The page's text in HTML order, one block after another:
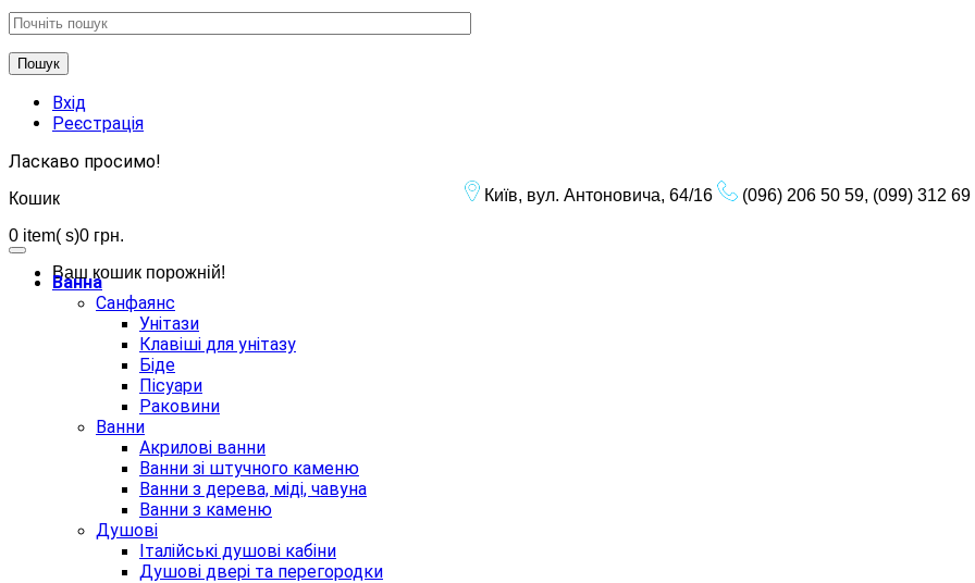
Пошук
Вхід
Реєстрація
Ласкаво просимо!
Кошик
0 item( s)0 грн.
Ваш кошик порожній!
Київ, вул. Антоновича, 64/16 (096) 206 50 59, (099) 312 69
Ванна
Санфаянс
Унітази
Клавіші для унітазу
Біде
Пісуари
Раковини
Ванни
Акрилові ванни
Ванни зі штучного каменю
Ванни з дерева, міді, чавуна
Ванни з каменю
Душові
Італійські душові кабіни
Душові двері та перегородки